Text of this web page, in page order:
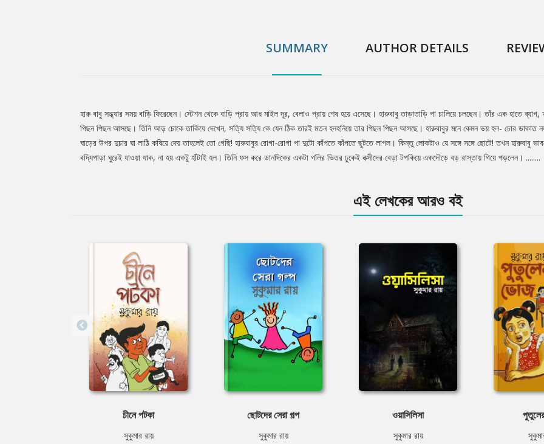
SUMMARY AUTHOR DETAILS
Tab
Article
হারু বাবু সন্ধ্যার সময় বাড়ি ফিরেছেন। স্টেশন থেকে বাড়ি প্রায় আধ মাইল দূর, বেলাও প্রায় শেষ হয়ে এসেছে। হারুবাবু তাড়াতাড়ি পা চালিয়ে চলছেন। তাঁর এক হাতে
পিছন পিছন আসছে। তিনি আড় চোকে তাকিয়ে দেখেন, সত্যি সত্যি কে যেন ঠিক তারই মতন হনহনিয়ে তার পিছন পিছন আসছে। হারুবাবুর মনে কেমন ভয় হল- চোর ডাকাত
ঘাড়ের উপর দুচার ঘা লাঠি কষিয়ে দেয় তাহলেই তো গেছি! হারুবাবুর রোগা-রোগা পা দুটো কাঁপতে কাঁপতে ছুটতে লাগল। কিন্তু লোকটাও যে সঙ্গে সঙ্গে ছোটে! তখন হারুবাবু
বদ্যিপাড়া ঘুরেই যাওয়া যাক, না হয় একটু হাঁটাই হল। তিনি ফস করে ডানদিকের একটা গলির ভিতর ঢুকেই বক্সীদের বেড়া টপকিয়ে একদৌড়ে বড় রাস্তায় গিয়ে পড়লেন। ........
এই লেখকের আরও বই
চীনে পটকা
সুকুমার রায়
ছোটদের সেরা গল্প
সুকুমার রায়
ওয়াসিলিসা
সুকুমার রায়